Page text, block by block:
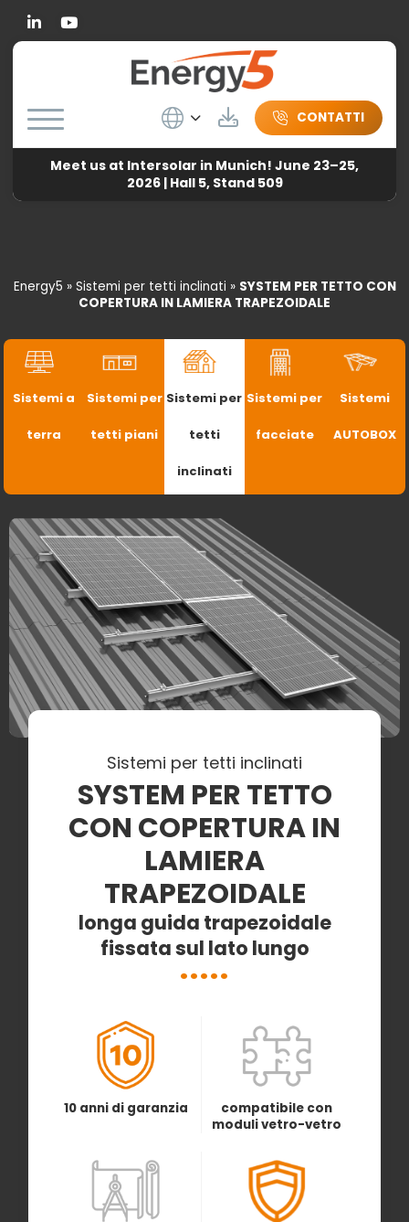
Wybierz język
Herunterladen
CONTATTI
Meet us at Intersolar in Munich! June 23–25,
2026 | Hall 5, Stand 509
Energy5 » Sistemi per tetti inclinati » SYSTEM PER TETTO CON
COPERTURA IN LAMIERA TRAPEZOIDALE
Sistemi a
terra
Sistemi per
tetti piani
Sistemi per
tetti
inclinati
Sistemi per
facciate
Sistemi
AUTOBOX
Sistemi per tetti inclinati
SYSTEM PER TETTO
CON COPERTURA IN
LAMIERA
TRAPEZOIDALE
longa guida trapezoidale
fissata sul lato lungo
10 anni di garanzia
compatibile con
moduli vetro-vetro